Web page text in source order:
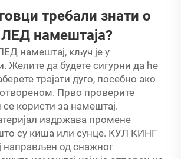
требали знати о
ЛЕД намештаја?
намештај, кључ је у
Желите да будете сигурни да ће
трајати дуго, посебно ако
Прво проверите
се користи за намештај.
издржава промене
су киша или сунце. КУЛ КИНГ
направљен од снажног